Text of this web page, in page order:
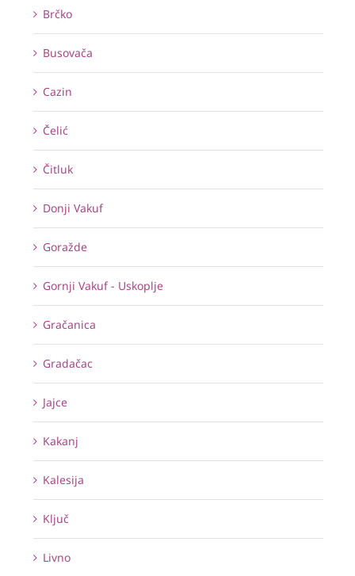
Brčko
Busovača
Cazin
Čelić
Čitluk
Donji Vakuf
Goražde
Gornji Vakuf - Uskoplje
Gračanica
Gradačac
Jajce
Kakanj
Kalesija
Ključ
Livno